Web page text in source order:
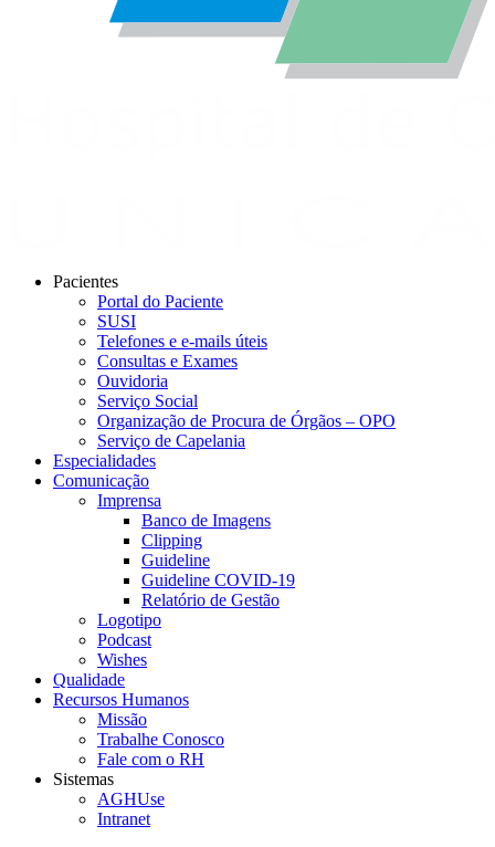
Pacientes
Portal do Paciente
SUSI
Telefones e e-mails úteis
Consultas e Exames
Ouvidoria
Serviço Social
Organização de Procura de Órgãos – OPO
Serviço de Capelania
Especialidades
Comunicação
Imprensa
Banco de Imagens
Clipping
Guideline
Guideline COVID-19
Relatório de Gestão
Logotipo
Podcast
Wishes
Qualidade
Recursos Humanos
Missão
Trabalhe Conosco
Fale com o RH
Sistemas
AGHUse
Intranet